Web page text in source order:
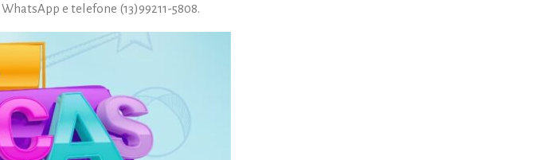
e telefone (13)99211-5808.